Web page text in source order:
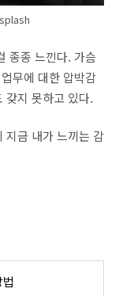
종종 느낀다. 가슴
무에 대한 압박감
갖지 못하고 있다.
지금 내가 느끼는 감